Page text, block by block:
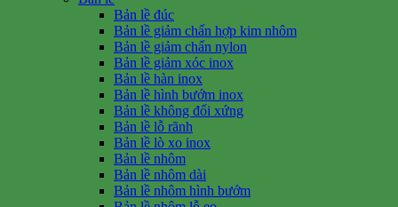
Bản lề đúc
Bản lề giảm chấn hợp kim nhôm
Bản lề giảm chấn nylon
Bản lề giảm xóc inox
Bản lề hàn inox
Bản lề hình bướm inox
Bản lề không đối xứng
Bản lề lỗ rãnh
Bản lề lò xo inox
Bản lề nhôm
Bản lề nhôm dài
Bản lề nhôm hình bướm